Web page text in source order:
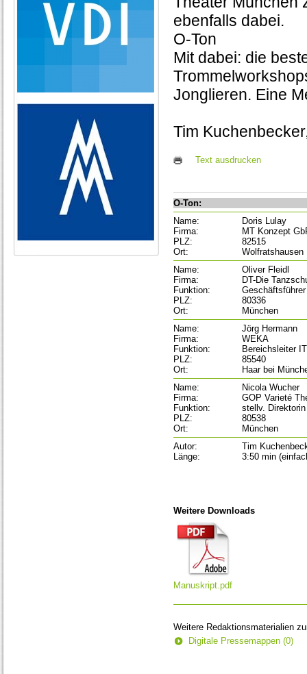
ebenfalls dabei.
O-Ton
Mit dabei: die
Jonglieren. Eine
Tim
Text ausdrucken
O-Ton:
Name:
Doris Lulay
Firma:
MT Konzept
PLZ:
82515
Ort:
Wolfratshausen
Name:
Oliver Fleidl
Firma:
DT-Die
Funktion:
Geschäftsführer
PLZ:
80336
Ort:
München
Name:
Jörg Hermann
Firma:
WEKA
Funktion:
Bereichsleiter IT
PLZ:
85540
Ort:
Haar bei
Name:
Nicola Wucher
Firma:
GOP Varieté
Funktion:
stellv. Direktorin
PLZ:
80538
Ort:
München
Autor:
Tim
Länge:
3:50 min
Weitere Downloads
Manuskript.pdf
Weitere Redaktionsmaterialien
Digitale Pressemappen (0)